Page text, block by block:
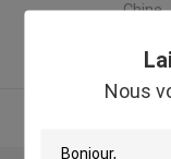
Nous
,Chine